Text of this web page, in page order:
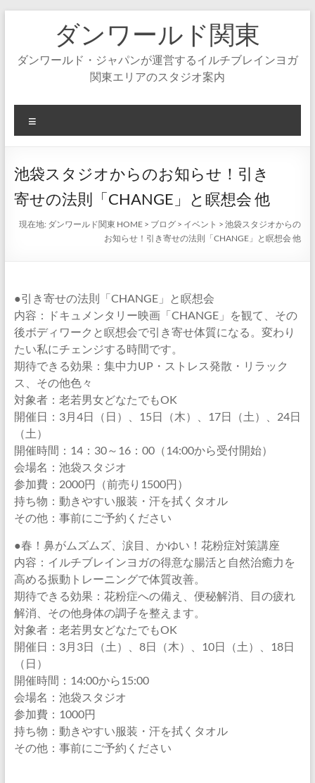
ダンワールド関東
ダンワールド・ジャパンが運営するイルチブレインヨガ
関東エリアのスタジオ案内
ニ
ー
池袋スタジオからのお知らせ！引き
寄せの法則「CHANGE」と瞑想会 他
現在地: ダンワールド関東 HOME > ブログ > イベント >池袋スタジオからの
お知らせ！引き寄せの法則「CHANGE」と瞑想会 他
●引き寄せの法則「CHANGE」と瞑想会
内容：ドキュメンタリー映画「CHANGE」を観て、その
後ボディワークと瞑想会で引き寄せ体質になる。変わり
たい私にチェンジする時間です。
期待できる効果：集中力UP・ストレス発散・リラック
ス、その他色々
対象者：老若男女どなたでもOK
開催日：3月4日（日）、15日（木）、17日（土）、24日
（土）
開催時間：14：30～16：00（14:00から受付開始）
会場名：池袋スタジオ
参加費：2000円（前売り1500円）
持ち物：動きやすい服装・汗を拭くタオル
その他：事前にご予約ください
●春！鼻がムズムズ、涙目、かゆい！花粉症対策講座
内容：イルチブレインヨガの得意な腸活と自然治癒力を
高める振動トレーニングで体質改善。
期待できる効果：花粉症への備え、便秘解消、目の疲れ
解消、その他身体の調子を整えます。
対象者：老若男女どなたでもOK
開催日：3月3日（土）、8日（木）、10日（土）、18日
（日）
開催時間：14:00から15:00
会場名：池袋スタジオ
参加費：1000円
持ち物：動きやすい服装・汗を拭くタオル
その他：事前にご予約ください